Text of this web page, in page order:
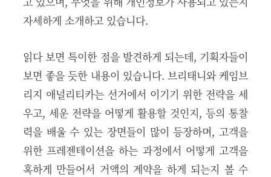
자세하게 소개하고 있습니다.
읽다 보면 특이한 점을 발견하게 되는데, 기획자들이
보면 좋을 듯한 내용이 있습니다. 브리태니와 케임브
리지 애널리티카는 선거에서 이기기 위한 전략을 세
우고, 세운 전략을 어떻게 활용할 것인지, 등의 통찰
력을 배울 수 있는 장면들이 많이 등장하며, 고객을
위한 프레젠테이션을 하는 과정에서 어떻게 고객을
혹하게 만들어서 거액의 계약을 하게 되는지 볼 수